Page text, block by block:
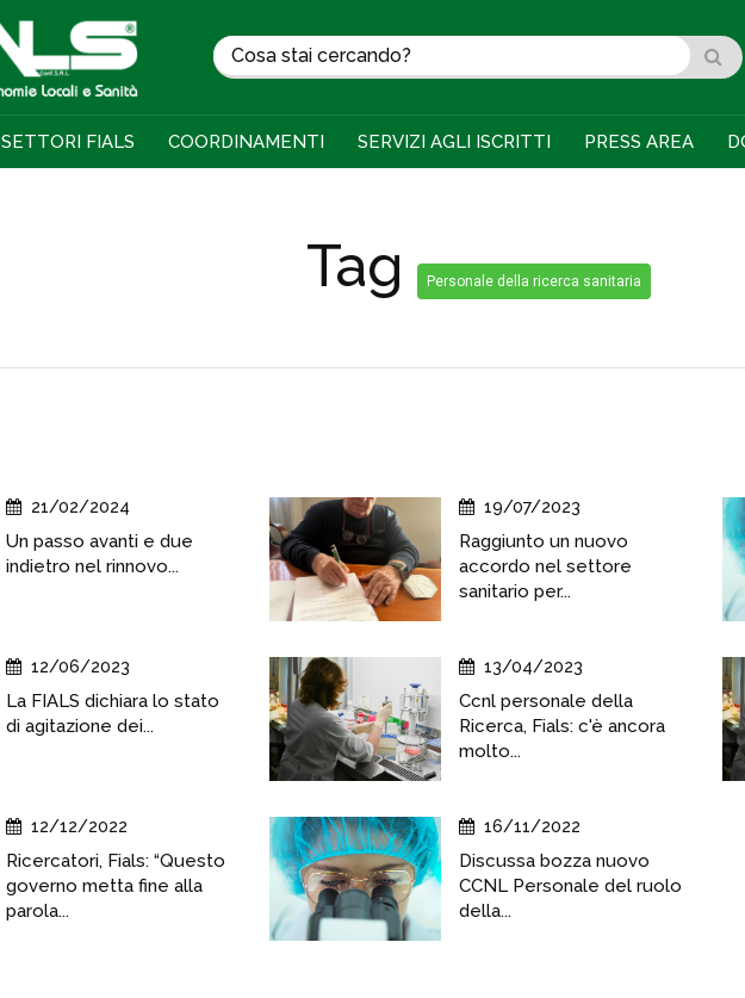
SETTORI FIALS COORDINAMENTI SERVIZI AGLI ISCRITTI PRESS AREA
Tag Personale della ricerca sanitaria
21/02/2024
Un passo avanti e due
indietro nel rinnovo...
19/07/2023
Raggiunto un nuovo
accordo nel settore
sanitario per...
12/06/2023
La FIALS dichiara lo stato
di agitazione dei...
13/04/2023
Ccnl personale della
Ricerca, Fials: c'è ancora
molto...
12/12/2022
Ricercatori, Fials: “Questo
governo metta fine alla
parola...
16/11/2022
Discussa bozza nuovo
CCNL Personale del ruolo
della...